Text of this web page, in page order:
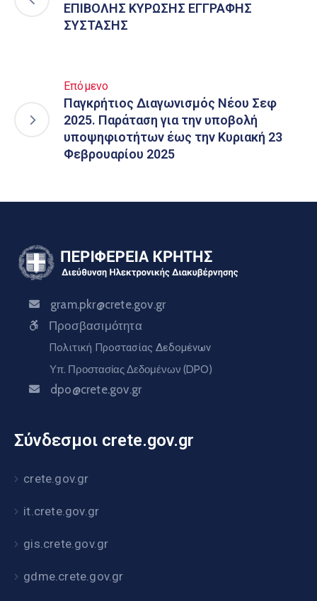
ΕΠΙΒΟΛΗΣ ΚΥΡΩΣΗΣ ΕΓΓΡΑΦΗΣ
ΣΥΣΤΑΣΗΣ
Επόμενο
Παγκρήτιος Διαγωνισμός Νέου Σεφ
2025. Παράταση για την υποβολή
υποψηφιοτήτων έως την Κυριακή 23
Φεβρουαρίου 2025
gram.pkr@crete.gov.gr
Προσβασιμότητα
Πολιτική Προστασίας Δεδομένων
Υπ. Προστασίας Δεδομένων (DPO)
dpo@crete.gov.gr
Σύνδεσμοι crete.gov.gr
crete.gov.gr
it.crete.gov.gr
gis.crete.gov.gr
gdme.crete.gov.gr